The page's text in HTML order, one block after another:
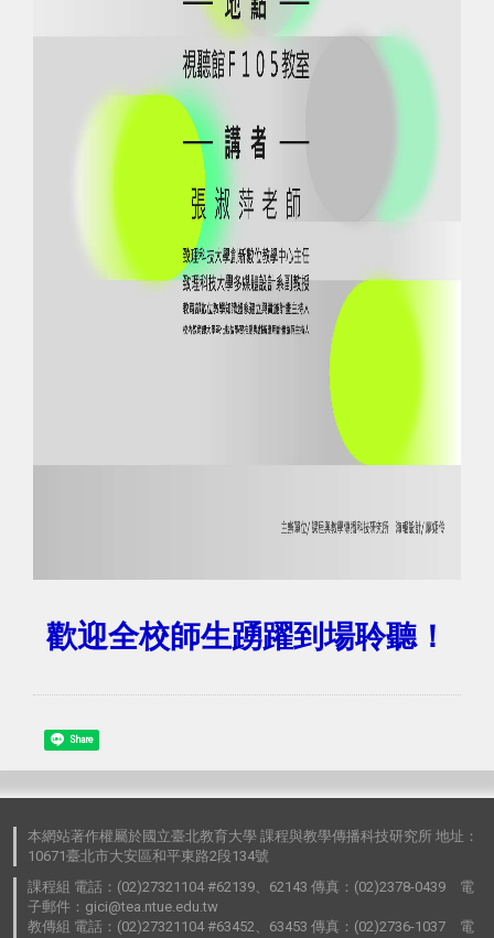
歡迎全校師生踴躍到場聆聽！
Share
本網站著作權屬於國立臺北教育大學 課程與教學傳播科技研究所 地址：
10671臺北市大安區和平東路2段134號
課程組 電話：(02)27321104 #62139、62143 傳真：(02)2378-0439 電
子郵件：gici@tea.ntue.edu.tw
教傳組 電話：(02)27321104 #63452、63453 傳真：(02)2736-1037 電